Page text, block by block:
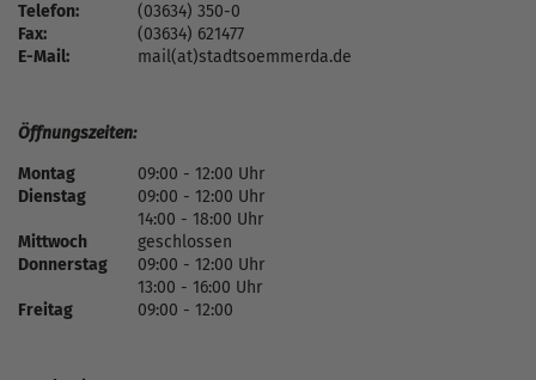
Telefon:
(03634) 350-0
Fax:
(03634) 621477
E-Mail:
mail(at)stadtsoemmerda.de
Öffnungszeiten:
Montag
09:00 - 12:00 Uhr
Dienstag
09:00 - 12:00 Uhr
14:00 - 18:00 Uhr
Mittwoch
geschlossen
Donnerstag
09:00 - 12:00 Uhr
13:00 - 16:00 Uhr
Freitag
09:00 - 12:00